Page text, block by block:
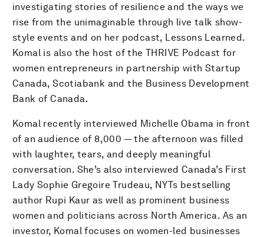
investigating stories of resilience and the ways we
rise from the unimaginable through live talk show-
style events and on her podcast, Lessons Learned.
Komal is also the host of the THRIVE Podcast for
women entrepreneurs in partnership with Startup
Canada, Scotiabank and the Business Development
Bank of Canada.
Komal recently interviewed Michelle Obama in front
of an audience of 8,000 — the afternoon was filled
with laughter, tears, and deeply meaningful
conversation. She’s also interviewed Canada’s First
Lady Sophie Gregoire Trudeau, NYTs bestselling
author Rupi Kaur as well as prominent business
women and politicians across North America. As an
investor, Komal focuses on women-led businesses